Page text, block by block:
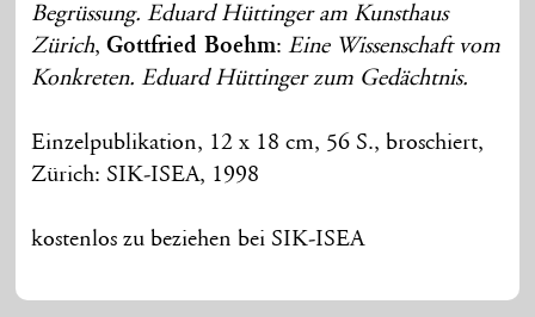
Begrüssung. Eduard Hüttinger am Kunsthaus
Zürich,Gottfried Boehm:Eine Wissenschaft vom
Konkreten. Eduard Hüttinger zum Gedächtnis.
Einzelpublikation, 12 x 18 cm, 56 S., broschiert,
Zürich: SIK-ISEA, 1998
kostenlos zu beziehen bei SIK-ISEA